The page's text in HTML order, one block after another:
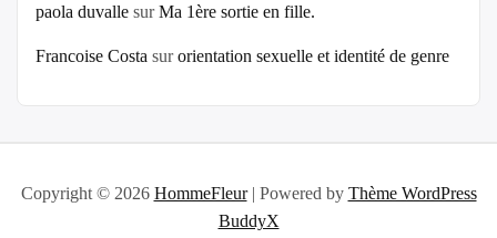
paola duvalle surMa 1ère sortie en fille.
Francoise Costa surorientation sexuelle et identité de genre
Copyright © 2026 HommeFleur| Powered by Thème WordPress
BuddyX